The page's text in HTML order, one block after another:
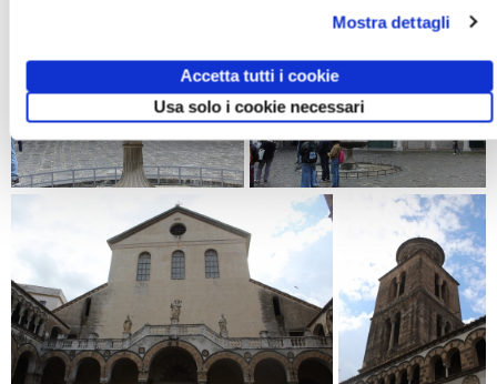
Mostra dettagli
Accetta tutti i cookie
Usa solo i cookie necessari